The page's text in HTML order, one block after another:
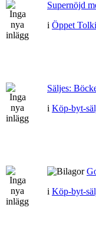
Supernöjd
i Öppet
Säljes:
i Köp-byt-
i Köp-byt-